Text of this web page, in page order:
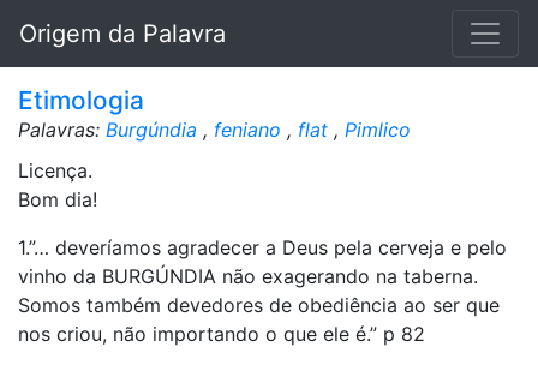
Origem da Palavra
Etimologia
Palavras: Burgúndia , feniano , flat , Pimlico
Licença.
Bom dia!
1.”… deveríamos agradecer a Deus pela cerveja e pelo
vinho da BURGÚNDIA não exagerando na taberna.
Somos também devedores de obediência ao ser que
nos criou, não importando o que ele é.” p 82